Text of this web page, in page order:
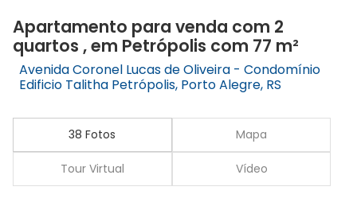
Apartamento para venda com 2
quartos , em Petrópolis com 77 m²
Avenida Coronel Lucas de Oliveira - Condomínio
Edificio Talitha Petrópolis, Porto Alegre, RS
38 Fotos Mapa
Tour Virtual Vídeo